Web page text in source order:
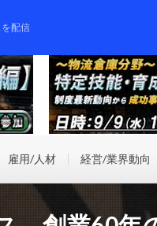
配信
雇用/人材 経営/業界動向